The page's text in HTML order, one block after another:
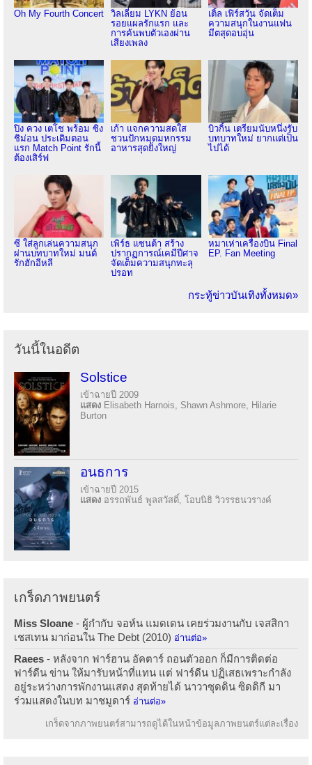
Oh My Fourth Concert
วิลเลี่ยม LYKN ย้อน
รอยแผลรักแรก และ
การค้นพบตัวเองผ่าน
เสียงเพลง
เติ้ล เฟิร์สวัน จัดเต็ม
ความสนุกในงานแฟน
มีตสุดอบอุ่น
ปิง ควง เตโช พร้อม ซิง
ชิม่อน ประเดิมตอน
แรก Match Point รักนี้
ต้องเสิร์ฟ
เก้า แจกความสดใส
ชวนปักหมุดมหกรรม
อาหารสุดยิ่งใหญ่
บิวกิ้น เตรียมนับหนึ่งรับ
บทบาทใหม่ ยากแต่เป็น
ไปได้
ซี ใส่ลูกเล่นความสนุก
ผ่านบทบาทใหม่ มนต์
รักฮักอีหลี
เพิร์ธ แซนต้า สร้าง
ปรากฏการณ์เคมีปีศาจ
จัดเต็มความสนุกทะลุ
ปรอท
หมาเห่าเครื่องบิน Final
EP. Fan Meeting
กระทู้ข่าวบันเทิงทั้งหมด»
วันนี้ในอดีต
Solstice
เข้าฉายปี 2009
แสดง Elisabeth Harnois, Shawn Ashmore, Hilarie
Burton
อนธการ
เข้าฉายปี 2015
แสดง อรรถพันธ์ พูลสวัสดิ์, โอบนิธิ วิวรรธนวรางค์
เกร็ดภาพยนตร์
Miss Sloane - ผู้กำกับ จอห์น แมดเดน เคยร่วมงานกับ เจสสิกา
เชสเทน มาก่อนใน The Debt (2010) อ่านต่อ»
Raees - หลังจาก ฟาร์ฮาน อัคตาร์ ถอนตัวออก ก็มีการติดต่อ
ฟาร์ดีน ข่าน ให้มารับหน้าที่แทน แต่ ฟาร์ดีน ปฏิเสธเพราะกำลัง
อยู่ระหว่างการพักงานแสดง สุดท้ายได้ นาวาซุดดิน ซิดดิกี มา
ร่วมแสดงในบท มาชมูดาร์ อ่านต่อ»
เกร็ดจากภาพยนตร์สามารถดูได้ในหน้าข้อมูลภาพยนตร์แต่ละเรื่อง